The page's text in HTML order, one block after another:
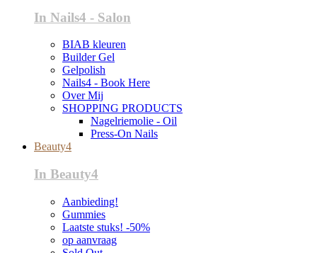
In Nails4 - Salon
BIAB kleuren
Builder Gel
Gelpolish
Nails4 - Book Here
Over Mij
SHOPPING PRODUCTS
Nagelriemolie - Oil
Press-On Nails
Beauty4
In Beauty4
Aanbieding!
Gummies
Laatste stuks! -50%
op aanvraag